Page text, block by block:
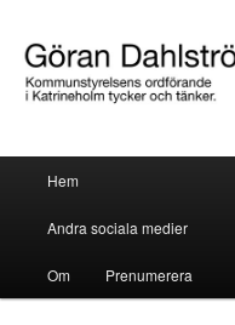
Göran
Göran Dahlström,
Hoppa till huvudinnehåll
Hoppa till sekundärt
Hem
Andra sociala medier
Om Prenumerera